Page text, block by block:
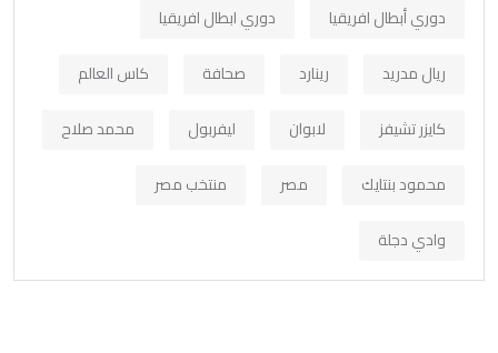
دوري أبطال افريقيا
دوري ابطال افريقيا
ريال مدريد
رينارد صحافة
كاس العالم
كايزر تشيفز
لابوان ليفربول
محمد صلاح
محمود بنتايك
مصر
منتخب مصر
وادي دجلة